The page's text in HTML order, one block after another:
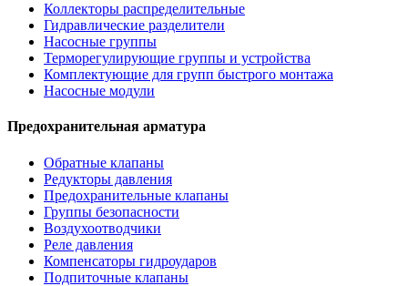
Коллекторы распределительные
Гидравлические разделители
Насосные группы
Терморегулирующие группы и устройства
Комплектующие для групп быстрого монтажа
Насосные модули
Предохранительная арматура
Обратные клапаны
Редукторы давления
Предохранительные клапаны
Группы безопасности
Воздухоотводчики
Реле давления
Компенсаторы гидроударов
Подпиточные клапаны